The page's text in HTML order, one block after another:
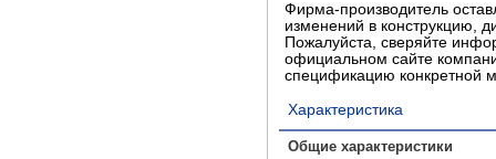
Фирма-производитель
изменений в конструкцию,
Пожалуйста, сверяйте
официальном сайте
спецификацию конкретной
Характеристика
Общие характеристики